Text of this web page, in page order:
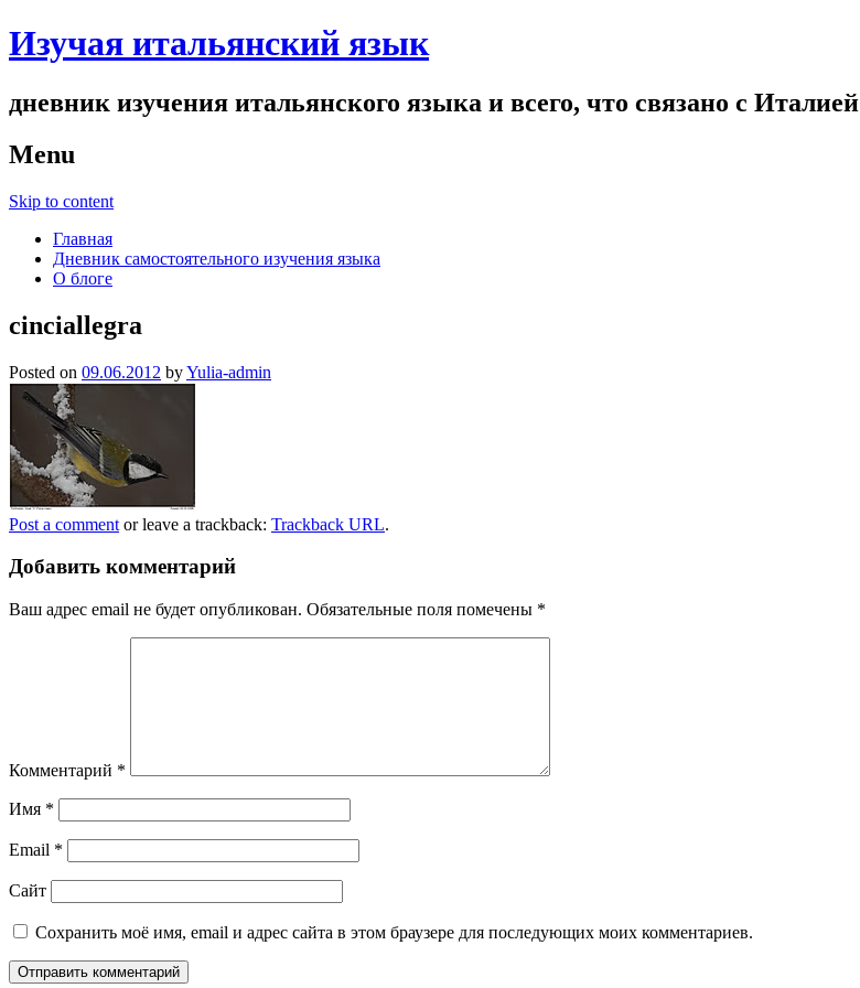
Изучая итальянский язык
дневник изучения итальянского языка и всего, что связано с Италией
Menu
Skip to content
Главная
Дневник самостоятельного изучения языка
О блоге
cinciallegra
Posted on 09.06.2012 byYulia-admin
Post a comment or leave a trackback: Trackback URL.
Добавить комментарий
Ваш адрес email не будет опубликован. Обязательные поля помечены *
Комментарий *
Имя *
Email *
Сайт
Сохранить моё имя, email и адрес сайта в этом браузере для последующих моих комментариев.